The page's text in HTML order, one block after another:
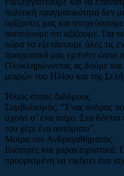
πολιτική πραγματικότητα δεν
ορίζοντες μας και
πιστεύουμε ότι αξίζουμε. Για
τώρα να εξετάσουμε όλες τις
πραγματικά μας εμπνέει ώστε
Ολοκληρώνοντας ας δούμε
μοιρών του Ηλίου και της
Ήλιος στους Διδύμους
Συμβολισμός: “Ένας άνδρας
σχοινί σ’ ένα τοίχο. Στα
του χέρι ένα αυτόματο”.
Μοίρα του Ανδραγαθήματος.
Ιδιότητες και
προορισμένη να νικήσει ένα